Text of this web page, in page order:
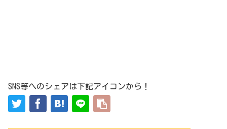
SNS等へのシェアは下記アイコンから！